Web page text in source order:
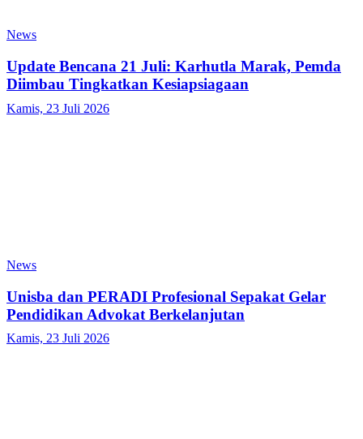
News
Update Bencana 21 Juli: Karhutla Marak, Pemda
Diimbau Tingkatkan Kesiapsiagaan
Kamis, 23 Juli 2026
News
Unisba dan PERADI Profesional Sepakat Gelar
Pendidikan Advokat Berkelanjutan
Kamis, 23 Juli 2026